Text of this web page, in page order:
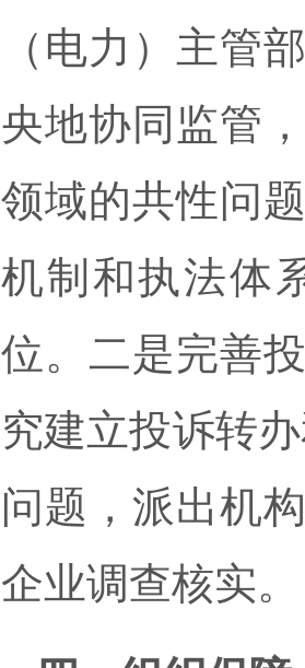
（电力）主管
央地协同监管
领域的共性问
机制和执法体
位。二是完善
究建立投诉转
问题，派出机
企业调查核实。